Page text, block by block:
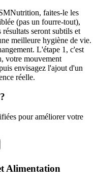
faites-le les
(pas un fourre-tout),
seront subtils et
meilleure hygiène de vie.
L'étape 1, c'est
votre mouvement
envisagez l'ajout d'un
réelle.
pour améliorer votre
Alimentation